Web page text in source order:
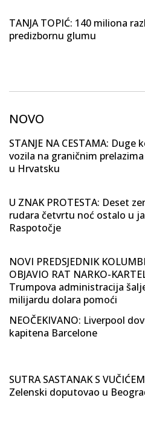
TANJA TOPIĆ: 140 miliona
predizbornu glumu
NOVO
STANJE NA CESTAMA: Duge
vozila na graničnim
u Hrvatsku
U ZNAK PROTESTA: Deset
rudara četvrtu noć ostalo u
Raspotočje
NOVI PREDSJEDNIK
OBJAVIO RAT NARKO-
Trumpova administracija
milijardu dolara pomoći
NEOČEKIVANO: Liverpool
kapitena Barcelone
SUTRA SASTANAK S
Zelenski doputovao u